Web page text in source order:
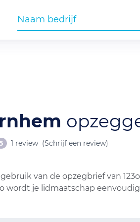
1 review (Schrijf een review)
van de opzegbrief van
wordt je lidmaatschap